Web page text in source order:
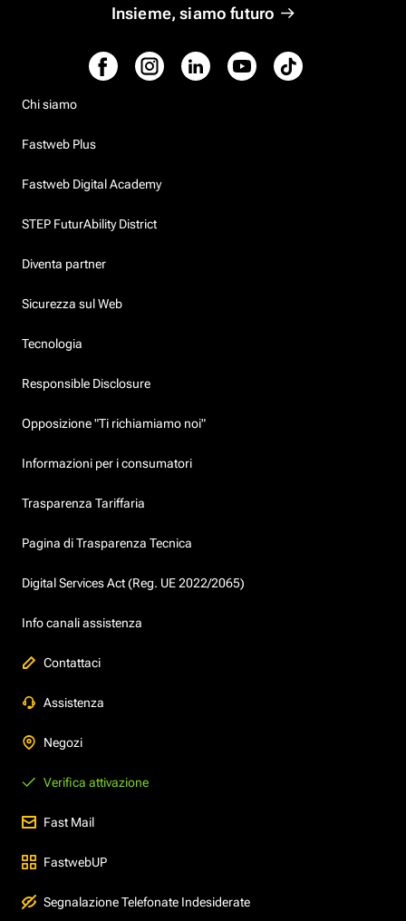
Insieme, siamo futuro
Chi siamo
Fastweb Plus
Fastweb Digital Academy
STEP FuturAbility District
Diventa partner
Sicurezza sul Web
Tecnologia
Responsible Disclosure
Opposizione "Ti richiamiamo noi"
Informazioni per i consumatori
Trasparenza Tariffaria
Pagina di Trasparenza Tecnica
Digital Services Act (Reg. UE 2022/2065)
Info canali assistenza
Contattaci
Assistenza
Negozi
Verifica attivazione
Fast Mail
FastwebUP
Segnalazione Telefonate Indesiderate